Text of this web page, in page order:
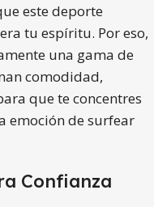
este deporte
tu espíritu. Por eso,
una gama de
comodidad,
que te concentres
emoción de surfear
Confianza